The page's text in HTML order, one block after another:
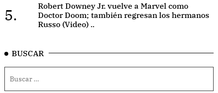
5.
Robert Downey Jr. vuelve a Marvel como
Doctor Doom; también regresan los hermanos
Russo (Video) ..
BUSCAR